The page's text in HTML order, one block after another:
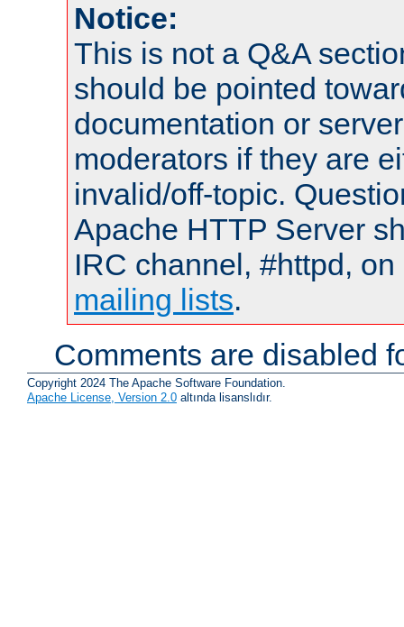
Notice:
This is not a Q&A
should be pointed
documentation or
moderators if they are
invalid/off-topic.
Apache HTTP Server
IRC channel, #httpd,
mailing lists.
Comments are disabled
Copyright 2024 The Apache Software Foundation.
Apache License, Version 2.0 altında lisanslıdır.